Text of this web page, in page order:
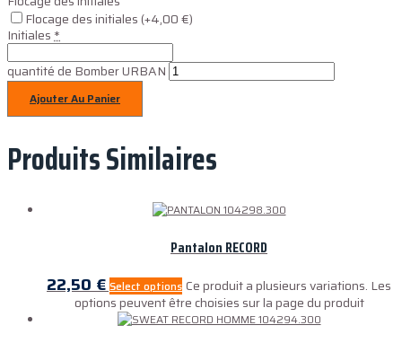
Flocage des initiales(+4,00 €)
Initiales*
quantité de Bomber URBAN
Ajouter Au Panier
Produits Similaires
Pantalon RECORD
22,50€ Select options Ce produit a plusieurs variations. Les
options peuvent être choisies sur la page du produit